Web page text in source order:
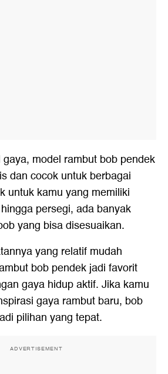
model rambut bob pendek
dan cocok untuk berbagai
untuk kamu yang memiliki
persegi, ada banyak
yang bisa disesuaikan.
yang relatif mudah
bob pendek jadi favorit
gaya hidup aktif. Jika kamu
gaya rambut baru, bob
pilihan yang tepat.
ADVERTISEMENT